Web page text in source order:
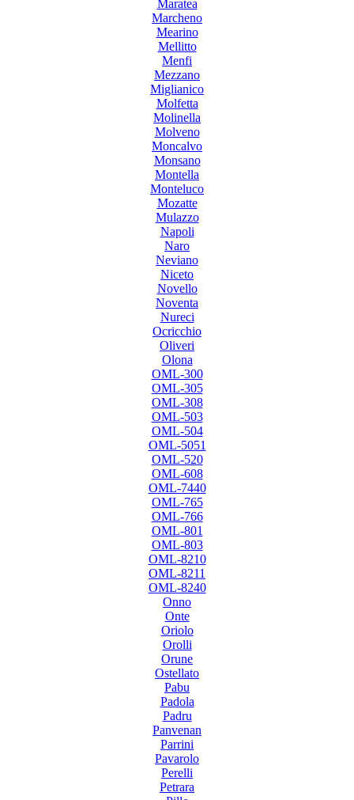
Maratea
Marcheno
Mearino
Mellitto
Menfi
Mezzano
Miglianico
Molfetta
Molinella
Molveno
Moncalvo
Monsano
Montella
Monteluco
Mozatte
Mulazzo
Napoli
Naro
Neviano
Niceto
Novello
Noventa
Nureci
Ocricchio
Oliveri
Olona
OML-300
OML-305
OML-308
OML-503
OML-504
OML-5051
OML-520
OML-608
OML-7440
OML-765
OML-766
OML-801
OML-803
OML-8210
OML-8211
OML-8240
Onno
Onte
Oriolo
Orolli
Orune
Ostellato
Pabu
Padola
Padru
Panvenan
Parrini
Pavarolo
Perelli
Petrara